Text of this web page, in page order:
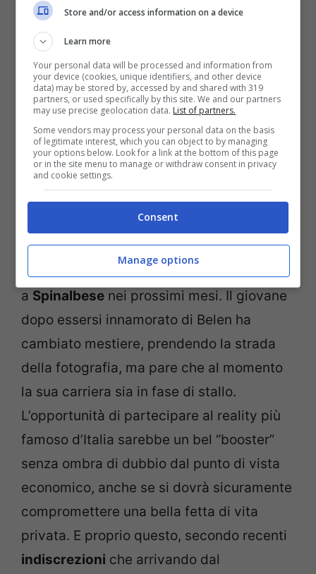
Antonio Spinalbese (Instagram)
Che stia per cedere alle lusinghe? Il mondo
dello showbusiness potrebbe aprirsi anche
a Spinalbese nei prossimi mesi. Il giovane
dopo essersi innamorato di Belen ha
cambiato mestiere, prendendo la strada
della fotografia, ma pare che al momento
la sua carriera sia in fase di stallo.
L’opportunità di partecipare al reality più
famoso d’Italia sarebbe un bel “booster”
senza ombra di dubbio dal punto di vista
economico, anche se si dovrà sicuramente
compromettere una bella fetta di vita
privata. E proprio questo, secondo recenti
indiscrezioni che arrivando dal
Store and/or access information on a device
Learn more
Your personal data will be processed and information from
your device (cookies, unique identifiers, and other device
data) may be stored by, accessed by and shared with 319
partners, or used specifically by this site. We and our partners
may use precise geolocation data. List of partners.
Some vendors may process your personal data on the basis
of legitimate interest, which you can object to by managing
your options below. Look for a link at the bottom of this page
or in the site menu to manage or withdraw consent in privacy
and cookie settings.
Consent
Manage options